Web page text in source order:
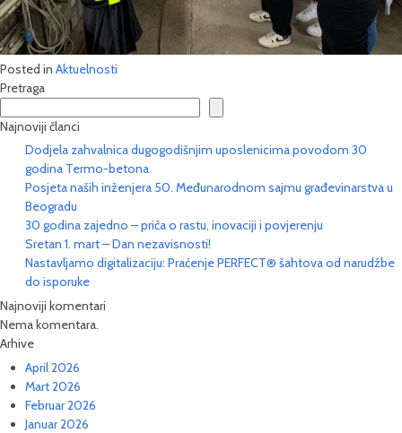
Posted in Aktuelnosti
Pretraga
Najnoviji članci
Dodjela zahvalnica dugogodišnjim uposlenicima povodom 30
godina Termo-betona
Posjeta naših inženjera 50. Međunarodnom sajmu građevinarstva u
Beogradu
30 godina zajedno – priča o rastu, inovaciji i povjerenju
Sretan 1. mart – Dan nezavisnosti!
Nastavljamo digitalizaciju: Praćenje PERFECT® šahtova od narudžbe
do isporuke
Najnoviji komentari
Nema komentara.
Arhive
April 2026
Mart 2026
Februar 2026
Januar 2026